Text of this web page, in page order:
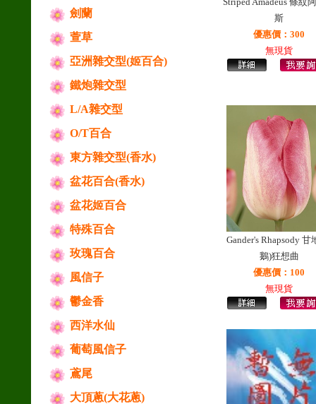
劍蘭
萱草
亞洲雜交型(姬百合)
鐵炮雜交型
L/A雜交型
O/T百合
東方雜交型(香水)
盆花百合(香水)
盆花姬百合
特殊百合
玫瑰百合
風信子
鬱金香
西洋水仙
葡萄風信子
鳶尾
大頂蔥(大花蔥)
斯
優惠價：300
無現貨
Gander's Rhapsody 甘
鵝)狂想曲
優惠價：100
無現貨